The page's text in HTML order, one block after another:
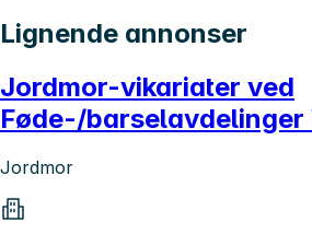
Lignende annonser
Jordmor-vikariater ved
Føde-/barselavdelinger
Jordmor